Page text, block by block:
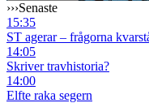
›››Senaste
15:35
ST agerar – frågorna
14:05
Skriver travhistoria?
14:00
Elfte raka segern